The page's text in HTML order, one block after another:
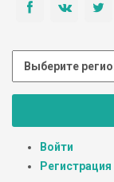
Войти
Регистрация